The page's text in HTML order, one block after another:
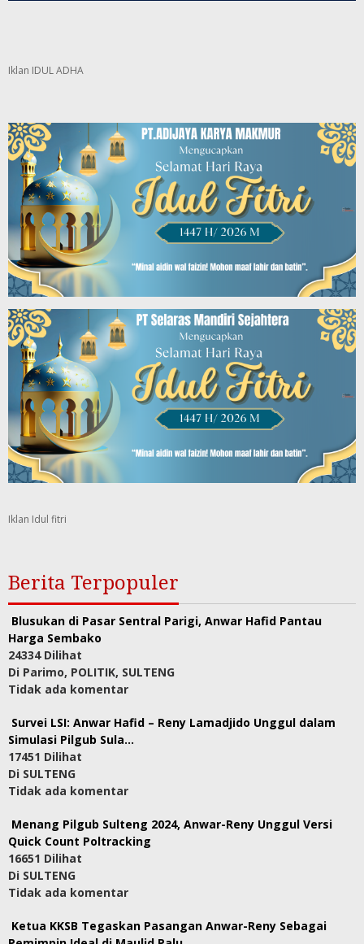
Iklan IDUL ADHA
Iklan Idul fitri
Berita Terpopuler
Blusukan di Pasar Sentral Parigi, Anwar Hafid Pantau
Harga Sembako
24334 Dilihat
Di Parimo, POLITIK, SULTENG
Tidak ada komentar
Survei LSI: Anwar Hafid – Reny Lamadjido Unggul dalam
Simulasi Pilgub Sula…
17451 Dilihat
Di SULTENG
Tidak ada komentar
Menang Pilgub Sulteng 2024, Anwar-Reny Unggul Versi
Quick Count Poltracking
16651 Dilihat
Di SULTENG
Tidak ada komentar
Ketua KKSB Tegaskan Pasangan Anwar-Reny Sebagai